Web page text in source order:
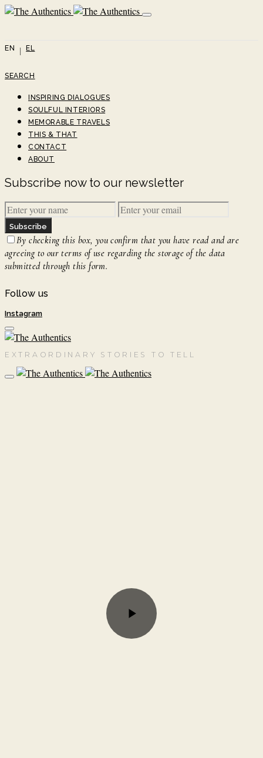
EN EL
SEARCH
INSPIRING DIALOGUES
SOULFUL INTERIORS
MEMORABLE TRAVELS
THIS & THAT
CONTACT
ABOUT
Subscribe now to our newsletter
Subscribe
By checking this box, you confirm that you have read and are
agreeing to our terms of use regarding the storage of the data
submitted through this form.
Follow us
Instagram
EXTRAORDINARY STORIES TO TELL